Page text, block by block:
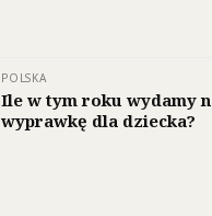
POLSKA
Ile w tym roku wydamy
wyprawkę dla dziecka?